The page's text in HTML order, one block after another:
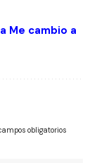
Me cambio a
obligatorios